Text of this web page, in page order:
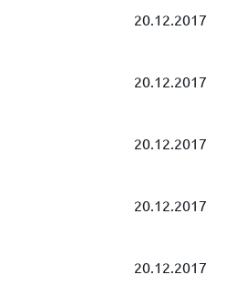
20.12.2017
20.12.2017
20.12.2017
20.12.2017
20.12.2017